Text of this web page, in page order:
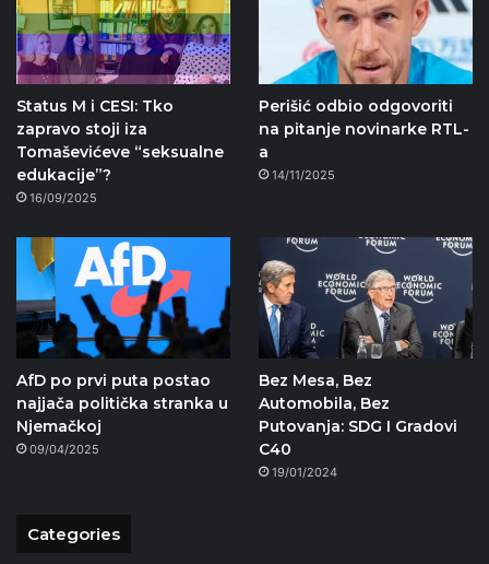
Status M i CESI: Tko
zapravo stoji iza
Tomaševićeve “seksualne
edukacije”?
16/09/2025
Perišić odbio odgovoriti
na pitanje novinarke RTL-
a
14/11/2025
AfD po prvi puta postao
najjača politička stranka u
Njemačkoj
09/04/2025
Bez Mesa, Bez
Automobila, Bez
Putovanja: SDG I Gradovi
C40
19/01/2024
Categories